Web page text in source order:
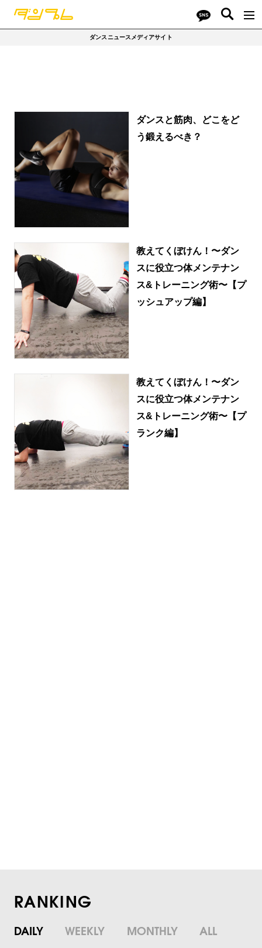
ダンスニュースメディアサイト
ダンスと筋肉、どこをど
う鍛えるべき？
教えてくぼけん！〜ダン
スに役立つ体メンテナン
ス&トレーニング術〜【プ
ッシュアップ編】
教えてくぼけん！〜ダン
スに役立つ体メンテナン
ス&トレーニング術〜【プ
ランク編】
RANKING
DAILY WEEKLY MONTHLY ALL